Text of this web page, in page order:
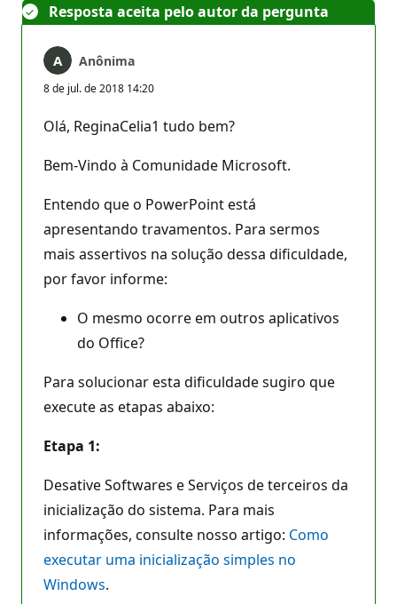
Resposta aceita pelo autor da pergunta
Anônima
8 de jul. de 2018 14:20
Olá, ReginaCelia1 tudo bem?
Bem-Vindo à Comunidade Microsoft.
Entendo que o PowerPoint está
apresentando travamentos. Para sermos
mais assertivos na solução dessa dificuldade,
por favor informe:
O mesmo ocorre em outros aplicativos
do Office?
Para solucionar esta dificuldade sugiro que
execute as etapas abaixo:
Etapa 1:
Desative Softwares e Serviços de terceiros da
inicialização do sistema. Para mais
informações, consulte nosso artigo: Como
executar uma inicialização simples no
Windows.